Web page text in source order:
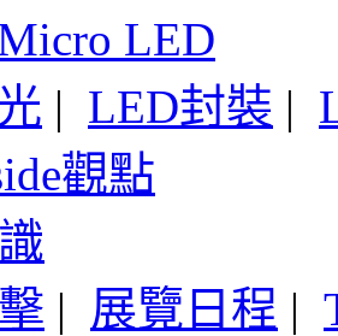
LED
| LED封裝 |
觀點
| 展覽日程 |